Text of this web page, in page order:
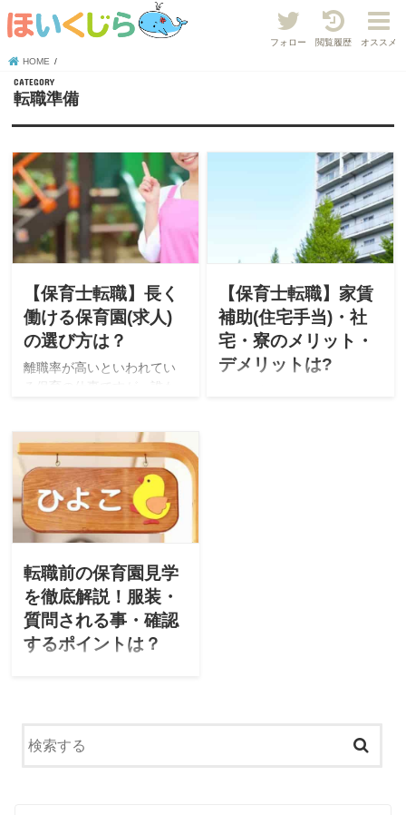
フォロー 閲覧履歴
オススメ
HOME
転職準備
【保育士転職】長く
働ける保育園(求人)
の選び方は？
離職率が高いといわれてい
る保育の仕事ですが、誰も
きたい」と願っています。
でも実際は「残業が多くて
休みも少ない」「給料が安
い」「持ち帰りの仕事が多
く休日は予定が入れられな
い」と、悩みながら働いて
この記事では、転職を考え
ているあなたに「楽しく働
ける保育園(求人)」の選び方
を解説したいと思います！
【保育士転職】家賃
補助(住宅手当)・社
宅・寮のメリット・
デメリットは?
転職前の保育園見学
を徹底解説！服装・
質問される事・確認
するポイントは？
いいのかわからない！」と